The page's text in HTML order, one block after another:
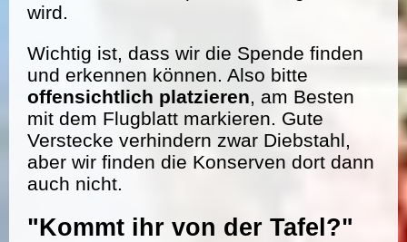
wird.
Wichtig ist, dass wir die Spende finden
und erkennen können. Also bitte
offensichtlich platzieren, am Besten
mit dem Flugblatt markieren. Gute
Verstecke verhindern zwar Diebstahl,
aber wir finden die Konserven dort dann
auch nicht.
"Kommt ihr von der Tafel?"